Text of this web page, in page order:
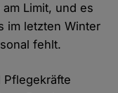
Limit, und es
im letzten Winter
fehlt.
Pflegekräfte